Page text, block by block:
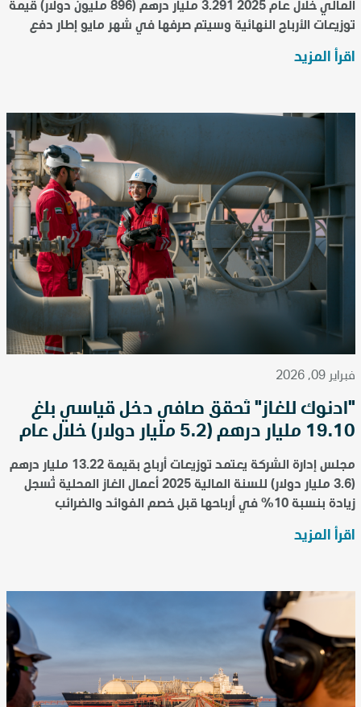
المالي خلال عام 2025 3.291 مليار درهم (896 مليون دولار) قيمة
توزيعات الأرباح النهائية وسيتم صرفها في شهر مايو إطار دفع
توزيعات الأرباح على أساس ربع سنوي يساهم...
اقرأ المزيد
فبراير 09, 2026
"أدنوك للغاز" تُحقق صافي دخل قياسي بلغ
19.10 مليار درهم (5.2 مليار دولار) خلال عام
2025
مجلس إدارة الشركة يعتمد توزيعات أرباح بقيمة 13.22 مليار درهم
(3.6 مليار دولار) للسنة المالية 2025 أعمال الغاز المحلية تُسجل
زيادة بنسبة 10% في أرباحها قبل خصم الفوائد والضرائب
والإهلاك والاستهلاك مدعومة بارتفاع بن...
اقرأ المزيد